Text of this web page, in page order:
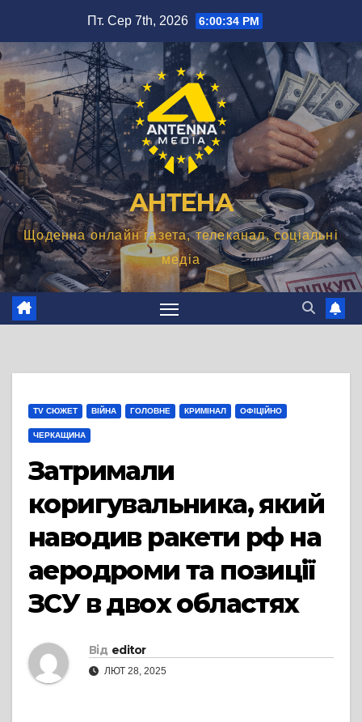
вмісту
Пт. Сер 7th, 2026 6:00:36 PM
АНТЕНА
Щоденна онлайн газета, телеканал, соціальні
медіа
TV СЮЖЕТ ВІЙНА ГОЛОВНЕ КРИМІНАЛ ОФІЦІЙНО
ЧЕРКАЩИНА
Затримали
коригувальника, який
наводив ракети рф на
аеродроми та позиції
ЗСУ в двох областях
Від editor
ЛЮТ 28, 2025